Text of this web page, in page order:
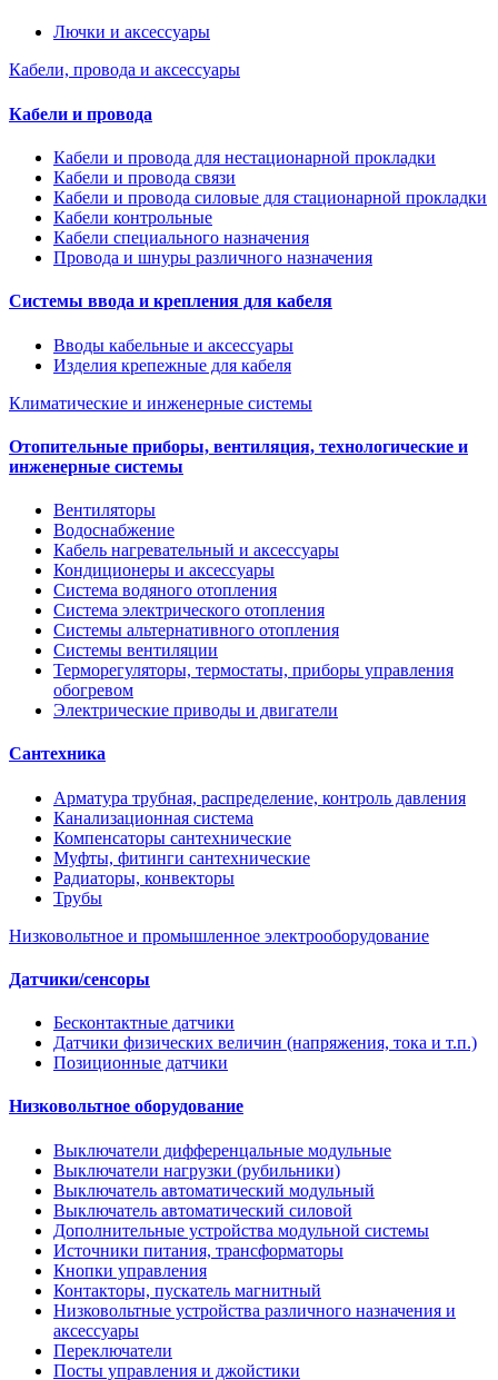
Лючки и аксессуары
Кабели, провода и аксессуары
Кабели и провода
Кабели и провода для нестационарной прокладки
Кабели и провода связи
Кабели и провода силовые для стационарной прокладки
Кабели контрольные
Кабели специального назначения
Провода и шнуры различного назначения
Системы ввода и крепления для кабеля
Вводы кабельные и аксессуары
Изделия крепежные для кабеля
Климатические и инженерные системы
Отопительные приборы, вентиляция, технологические и
инженерные системы
Вентиляторы
Водоснабжение
Кабель нагревательный и аксессуары
Кондиционеры и аксессуары
Система водяного отопления
Система электрического отопления
Системы альтернативного отопления
Системы вентиляции
Терморегуляторы, термостаты, приборы управления
обогревом
Электрические приводы и двигатели
Сантехника
Арматура трубная, распределение, контроль давления
Канализационная система
Компенсаторы сантехнические
Муфты, фитинги сантехнические
Радиаторы, конвекторы
Трубы
Низковольтное и промышленное электрооборудование
Датчики/сенсоры
Бесконтактные датчики
Датчики физических величин (напряжения, тока и т.п.)
Позиционные датчики
Низковольтное оборудование
Выключатели дифференцальные модульные
Выключатели нагрузки (рубильники)
Выключатель автоматический модульный
Выключатель автоматический силовой
Дополнительные устройства модульной системы
Источники питания, трансформаторы
Кнопки управления
Контакторы, пускатель магнитный
Низковольтные устройства различного назначения и
аксессуары
Переключатели
Посты управления и джойстики